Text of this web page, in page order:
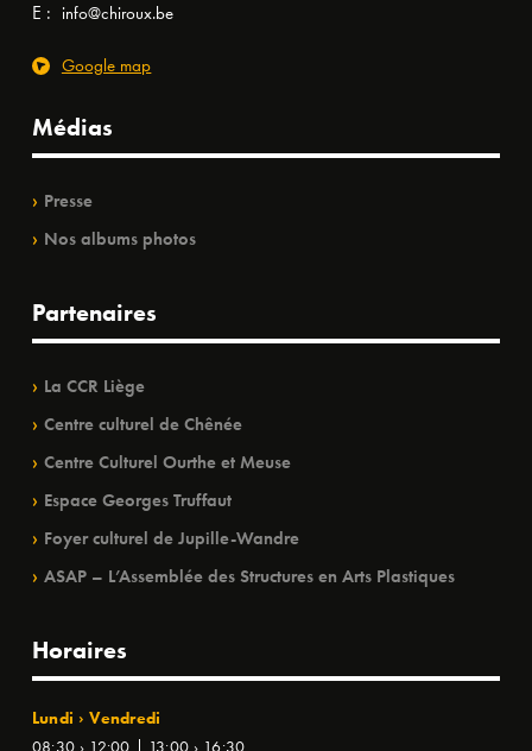
E : info@chiroux.be
Google map
Médias
Presse
Nos albums photos
Partenaires
La CCR Liège
Centre culturel de Chênée
Centre Culturel Ourthe et Meuse
Espace Georges Truffaut
Foyer culturel de Jupille-Wandre
ASAP – L’Assemblée des Structures en Arts Plastiques
Horaires
Lundi › Vendredi
08:30 › 12:00 | 13:00 › 16:30